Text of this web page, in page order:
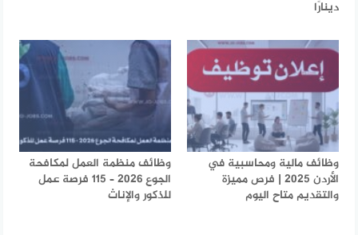
دينارًا
وظائف مالية ومحاسبية في
الأردن 2025 | فرص مميزة
والتقديم متاح اليوم
وظائف منظمة العمل لمكافحة
الجوع 2026 – 115 فرصة عمل
للذكور والإناث